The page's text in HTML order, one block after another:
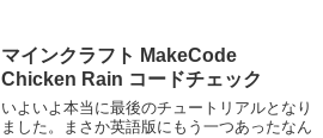
かれていることも分かり...
マインクラフト MakeCode
Chicken Rain コードチェック
いよいよ本当に最後のチュートリアルとなり
ました。まさか英語版にもう一つあったなん